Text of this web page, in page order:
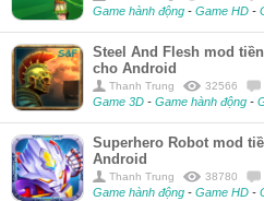
Game hành động - Game HD -
Steel And Flesh mod
cho Android
Thanh Trung 32566
Game 3D - Game hành động -
Superhero Robot mod
Android
Thanh Trung 38780
Game hành động - Game HD -